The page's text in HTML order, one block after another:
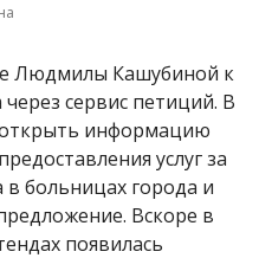
Людмилы Кашубиной к
сервис петиций. В
открыть информацию
услуг за
в больницах города и
Вскоре в
появилась